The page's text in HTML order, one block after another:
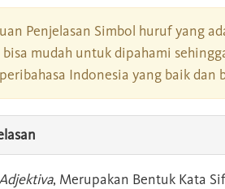
Penjelasan Simbol huruf yang
bisa mudah untuk dipahami
Indonesia yang baik dan
, Merupakan Bentuk Kata